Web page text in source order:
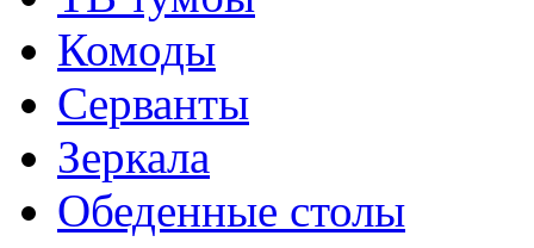
Комоды
Серванты
Зеркала
Обеденные столы